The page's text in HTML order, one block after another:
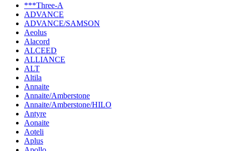
***Three-A
ADVANCE
ADVANCE/SAMSON
Aeolus
Alacord
ALCEED
ALLIANCE
ALT
Altila
Annaite
Annaite/Amberstone
Annaite/Amberstone/HILO
Antyre
Aonaite
Aoteli
Aplus